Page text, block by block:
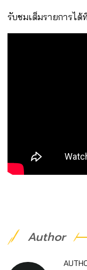
รับชมเต็มรายการได้
Author